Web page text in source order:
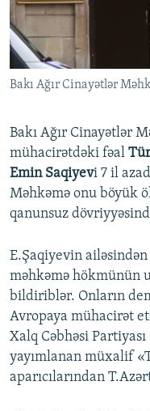
İNFOQRAFIKA
KARIKATURA
AZƏRBAYCAN ƏDƏBIYYATI
İSLAM VƏ DEMOKRATIYA
MISSIYAMIZ
PEŞƏ ETIKASI VƏ
BIZIMLƏ ƏLAQƏ
XƏBƏR BÜLLETENLƏRIMIZ
BIZI IZLƏ
Bakı Ağır Cinayətlər
Bakı Ağır Cinayətlər
mühacirətdəki fəal
Emin Saqiyevi 7 il
Məhkəmə onu böyük
qanunsuz
E.Şaqiyevin
məhkəmə hökmünün
bildiriblər. Onların
Avropaya mühacirət
Xalq Cəbhəsi
yayımlanan müxalif
aparıcılarından